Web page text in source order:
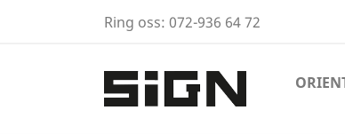
Ring oss: 072-936 64 72